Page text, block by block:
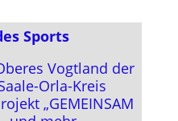
Sports
Vogtland der
Orla-Kreis
„GEMEINSAM